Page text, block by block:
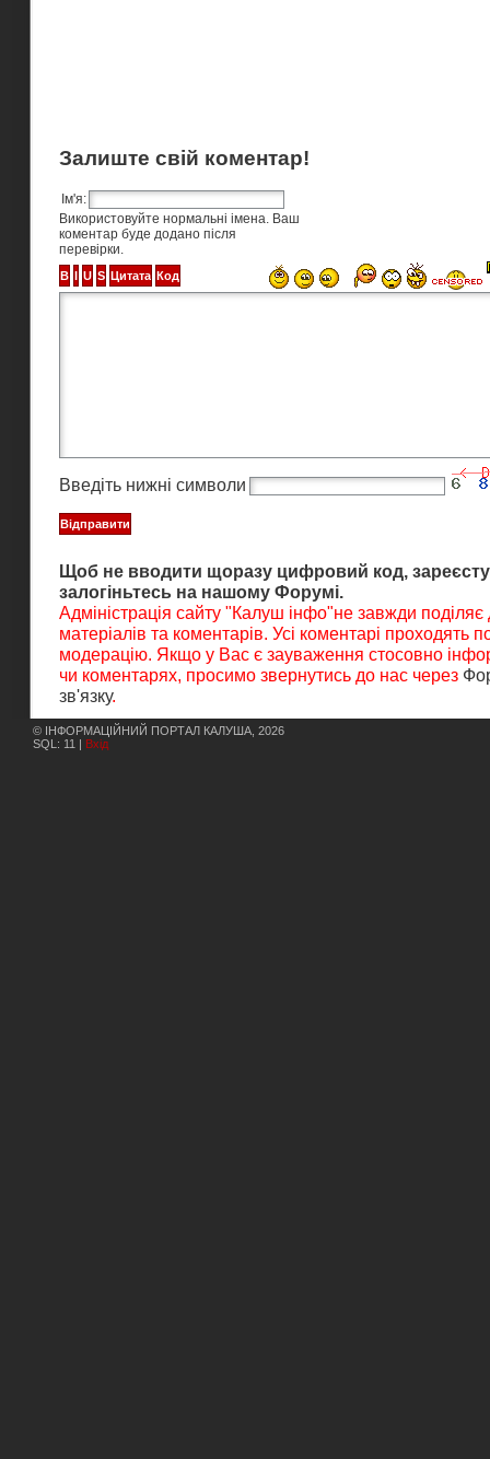
Залиште свій коментар!
Ім'я:
Використовуйте нормальні імена. Ваш
коментар буде додано після
перевірки.
Введіть нижні символи
Щоб не вводити щоразу цифровий код,
залогіньтесь на нашому Форумі.
Адміністрація сайту "Калуш інфо"не завжди поділяє
матеріалів та коментарів. Усі коментарі проходять
модерацію. Якщо у Вас є зауваження стосовно
чи коментарях, просимо звернутись до нас через
зв'язку.
© ІНФОРМАЦІЙНИЙ ПОРТАЛ КАЛУША, 2026
SQL: 11 |
Вхід